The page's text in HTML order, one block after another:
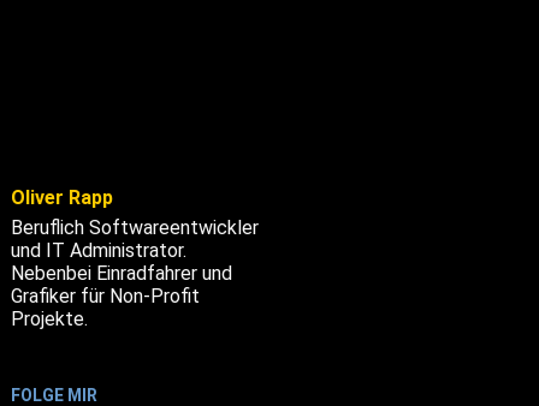
Oliver Rapp
Beruflich Softwareentwickler
und IT Administrator.
Nebenbei Einradfahrer und
Grafiker für Non-Profit
Projekte.
FOLGE MIR